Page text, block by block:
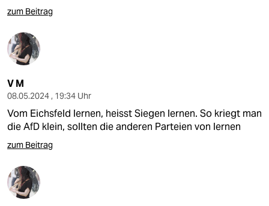
zum Beitrag
V M
08.05.2024 , 19:34 Uhr
Vom Eichsfeld lernen, heisst Siegen lernen. So kriegt man
die AfD klein, sollten die anderen Parteien von lernen
zum Beitrag